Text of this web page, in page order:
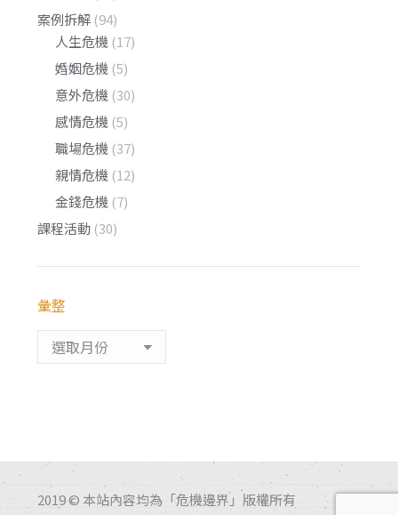
案例拆解 (94)
人生危機 (17)
婚姻危機 (5)
意外危機 (30)
感情危機 (5)
職場危機 (37)
親情危機 (12)
金錢危機 (7)
課程活動 (30)
彙整
整
2019 © 本站內容均為「危機邊界」版權所有